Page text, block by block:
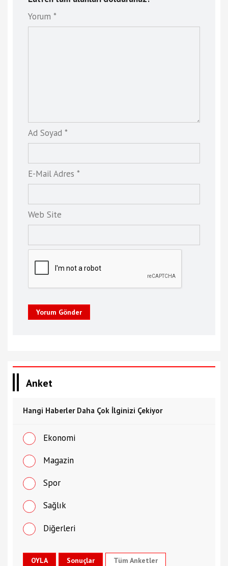
Yorum *
Ad Soyad *
E-Mail Adres *
Web Site
Yorum Gönder
Anket
Hangi Haberler Daha Çok İlginizi Çekiyor
Ekonomi
Magazin
Spor
Sağlık
Diğerleri
Tüm Anketler